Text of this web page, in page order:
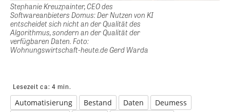
Stephanie Kreuzpainter, CEO des
Softwareanbieters Domus: Der Nutzen von KI
entscheidet sich nicht an der Qualität des
Algorithmus, sondern an der Qualität der
verfügbaren Daten. Foto:
Wohnungswirtschaft-heute.de Gerd Warda
Lesezeit ca: 4 min.
Automatisierung Bestand Daten
Deumess